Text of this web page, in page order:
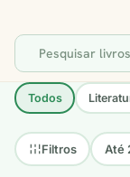
Todos
Filtros Até